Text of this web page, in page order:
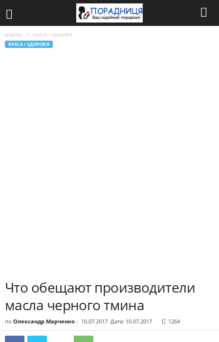
додому Краса і здоров'я
КРАСА І ЗДОРОВ'Я
Что обещают производители
масла черного тмина
по Олександр Марченко - 10.07.2017 Дата: 10.07.2017 1264